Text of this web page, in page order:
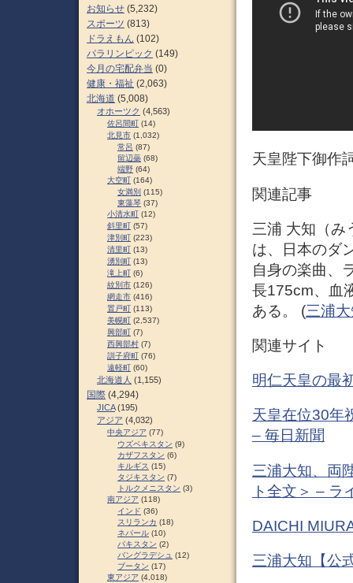
天皇陛下御作
関連記事
三浦 大知（み
は、日本のダ
自身の楽曲、
長175cm、血
ある。 (三浦
関連サイト
明仁天皇の最
天皇在位30年
– 毎日新聞
三浦大知、両
ト全文＞ – ラ
DAICHI
三浦大知【公
お知らせ (5,232)
スポーツ (813)
ドラえもん (102)
パラリンピック (149)
今月の宅配弁当 (0)
健康・福祉 (2,063)
北海道 (5,008)
オホーツク (4,563)
佐呂間町 (14)
北見市 (1,032)
常呂 (87)
留辺蘂 (68)
端野 (64)
大空町 (164)
女満別 (115)
東藻琴 (37)
小清水町 (12)
斜里町 (57)
津別町 (223)
清里町 (13)
湧別町 (13)
滝上町 (6)
紋別市 (126)
網走市 (416)
置戸町 (113)
美幌町 (2,537)
興部町 (7)
西興部村 (7)
訓子府町 (76)
遠軽町 (60)
北海道人 (1,155)
国際 (4,294)
JICA(195)
アジア (4,032)
中央アジア (77)
ウズベキスタン (9)
カザフスタン (6)
キルギス (15)
タジキスタン (7)
トルクメニスタン (3)
南アジア (118)
インド (36)
スリランカ (18)
ネパール (10)
パキスタン (2)
バングラデシュ (12)
ブータン (17)
東アジア (4,018)